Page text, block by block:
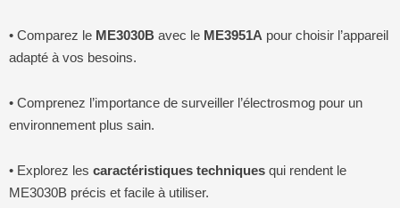
• Comparez le ME3030B avec le ME3951A pour choisir l’appareil
adapté à vos besoins.
• Comprenez l’importance de surveiller l’électrosmog pour un
environnement plus sain.
• Explorez les caractéristiques techniques qui rendent le
ME3030B précis et facile à utiliser.